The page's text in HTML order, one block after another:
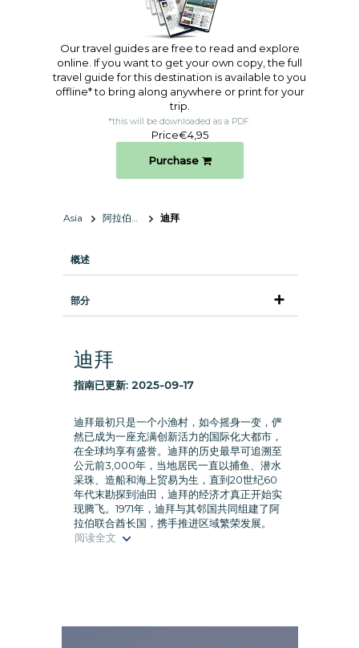
Our travel guides are free to read and explore
online. If you want to get your own copy, the full
travel guide for this destination is available to you
offline* to bring along anywhere or print for your
trip.​
*this will be downloaded as a PDF.
Price€4,95
Purchase
Asia 阿拉伯联合酋长国 迪拜
概述
部分
迪拜
指南已更新: 2025-09-17
迪拜最初只是一个小渔村，如今摇身一变，俨
然已成为一座充满创新活力的国际化大都市，
在全球均享有盛誉。迪拜的历史最早可追溯至
公元前3,000年，当地居民一直以捕鱼、潜水
采珠、造船和海上贸易为生，直到20世纪60
年代末勘探到油田，迪拜的经济才真正开始实
现腾飞。1971年，迪拜与其邻国共同组建了阿
拉伯联合酋长国，携手推进区域繁荣发展。
阅读全文